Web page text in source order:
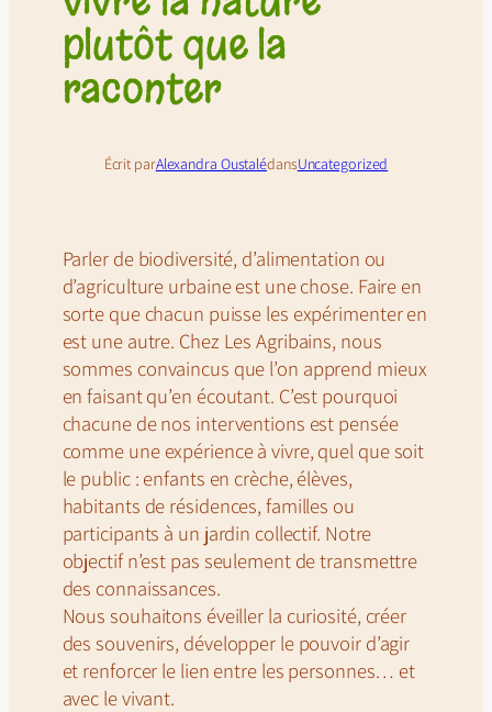
plutôt que la
raconter
Écrit parAlexandra OustalédansUncategorized
Parler de biodiversité, d’alimentation ou
d’agriculture urbaine est une chose. Faire en
sorte que chacun puisse les expérimenter en
est une autre. Chez Les Agribains, nous
sommes convaincus que l’on apprend mieux
en faisant qu’en écoutant. C’est pourquoi
chacune de nos interventions est pensée
comme une expérience à vivre, quel que soit
le public : enfants en crèche, élèves,
habitants de résidences, familles ou
participants à un jardin collectif. Notre
objectif n’est pas seulement de transmettre
des connaissances.
Nous souhaitons éveiller la curiosité, créer
des souvenirs, développer le pouvoir d’agir
et renforcer le lien entre les personnes… et
avec le vivant.